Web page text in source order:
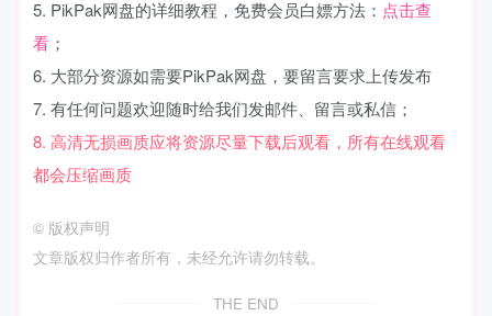
5. PikPak网盘的详细教程，免费会员白嫖方法： 点击查
看 ；
6. 大部分资源如需要PikPak网盘，要留言要求上传发布
7. 有任何问题欢迎随时给我们发邮件、留言或私信；
8. 高清无损画质应将资源尽量下载后观看，所有在线观看
都会压缩画质
© 版权声明
文章版权归作者所有，未经允许请勿转载。
THE END